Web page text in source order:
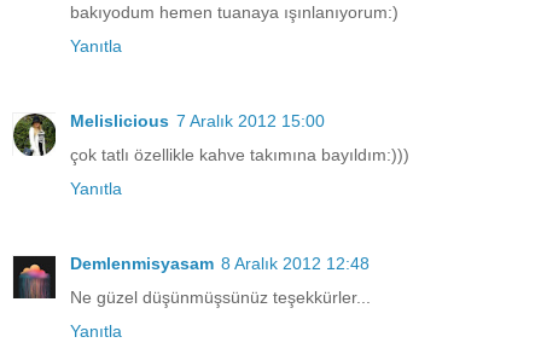
bakıyodum hemen tuanaya ışınlanıyorum:)
Yanıtla
Melislicious 7 Aralık 2012 15:00
çok tatlı özellikle kahve takımına bayıldım:)))
Yanıtla
Demlenmisyasam 8 Aralık 2012 12:48
Ne güzel düşünmüşsünüz teşekkürler...
Yanıtla